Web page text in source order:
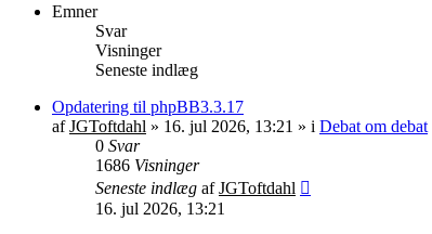
Emner
Svar
Visninger
Seneste indlæg
Opdatering til phpBB3.3.17
afJGToftdahl » 16. jul 2026, 13:21 » i Debat om debat
0 Svar
1686 Visninger
Seneste indlæg afJGToftdahl
16. jul 2026, 13:21